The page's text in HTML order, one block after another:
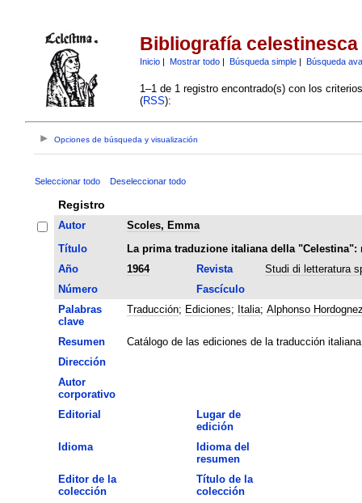
Bibliografía celestinesca
Inicio| Mostrar todo| Búsqueda simple| Búsqueda
1–1 de 1 registro encontrado(s) con los
(RSS):
Opciones de búsqueda y visualización
Seleccionar todo Deseleccionar todo
Registro
Autor
Scoles, Emma
Título
La prima traduzione italiana della
Año
1964 Revista
Studi di letteratura
Número
Fascículo
Palabras
clave
Traducción; Ediciones; Italia; Alphonso
Resumen
Catálogo de las ediciones de la traducción
Dirección
Autor
corporativo
Editorial
Lugar de
edición
Idioma
Idioma del
resumen
Editor de la
colección
Título de la
colección